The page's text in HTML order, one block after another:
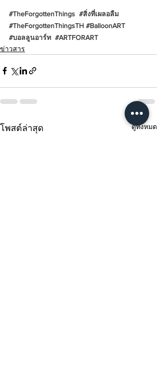
#TheForgottenThings #สิ่งที่เผลอลืม
#TheForgottenThingsTH #BalloonART
#บอลลูนอาร์ท #ARTFORART
ข่าวสาร
โพสต์ล่าสุด ดูทั้งหมด